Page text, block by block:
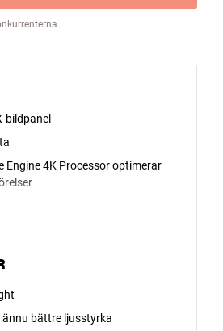
bildpanel
Engine 4K Processor optimerar
ännu bättre ljusstyrka